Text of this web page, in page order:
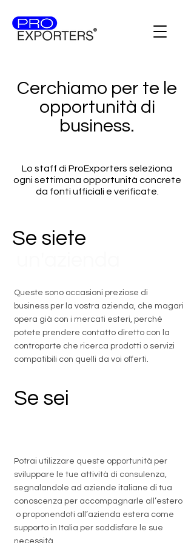
Cerchiamo per te le
opportunità di
business.
Lo staff di ProExporters seleziona
ogni settimana opportunità concrete
da fonti ufficiali e verificate.
Se siete
Queste sono occasioni preziose di
business per la vostra azienda, che magari
opera già con i mercati esteri, perché
potete prendere contatto diretto con la
controparte che ricerca prodotti o servizi
compatibili con quelli da voi offerti.
Se sei
Potrai utilizzare queste opportunità per
sviluppare le tue attività di consulenza,
segnalandole ad aziende italiane di tua
conoscenza per accompagnarle all’estero
o proponendoti all’azienda estera come
supporto in Italia per soddisfare le sue
necessità.